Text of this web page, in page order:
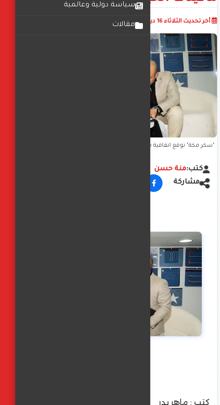
سياسة دولية وعالمية
مقالات أخر تحديث الثلاثاء 16 ديسمبر 2025
"سكر مكة" توقع اتفاقية مع "أندوز" للتصنيع الذكي لتوفير أنظمة مبتكرة
كتب:منة حسن
مشاركة
كتب : ماهر بدر